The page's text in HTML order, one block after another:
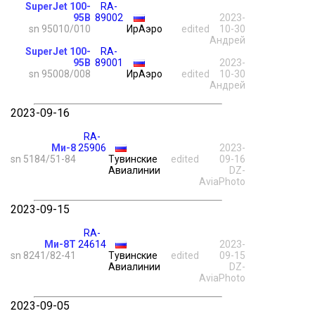
SuperJet 100-
95B
sn 95010/010
RA-
89002
ИрАэро
edited
2023-
10-30
Андрей
SuperJet 100-
95B
sn 95008/008
RA-
89001
ИрАэро
edited
2023-
10-30
Андрей
2023-09-16
Ми-8
sn 5184/51-84
RA-
25906
Тувинские
Авиалинии
edited
2023-
09-16
DZ-
AviaPhoto
2023-09-15
Ми-8Т
sn 8241/82-41
RA-
24614
Тувинские
Авиалинии
edited
2023-
09-15
DZ-
AviaPhoto
2023-09-05